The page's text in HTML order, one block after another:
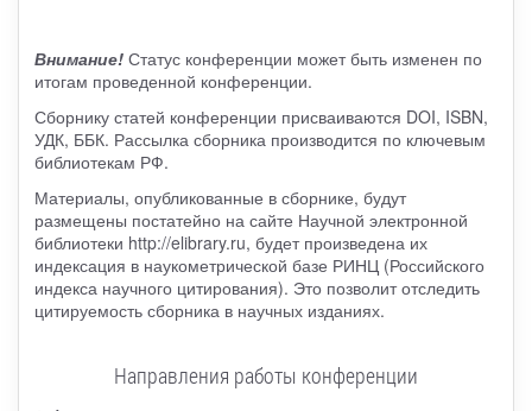
Внимание!Статус конференции может быть изменен по
итогам проведенной конференции.
Сборнику статей конференции присваиваются DOI, ISBN,
УДК, ББК. Рассылка сборника производится по ключевым
библиотекам РФ.
Материалы, опубликованные в сборнике, будут
размещены постатейно на сайте Научной электронной
библиотеки http://elibrary.ru, будет произведена их
индексация в наукометрической базе РИНЦ (Российского
индекса научного цитирования). Это позволит отследить
цитируемость сборника в научных изданиях.
Направления работы конференции